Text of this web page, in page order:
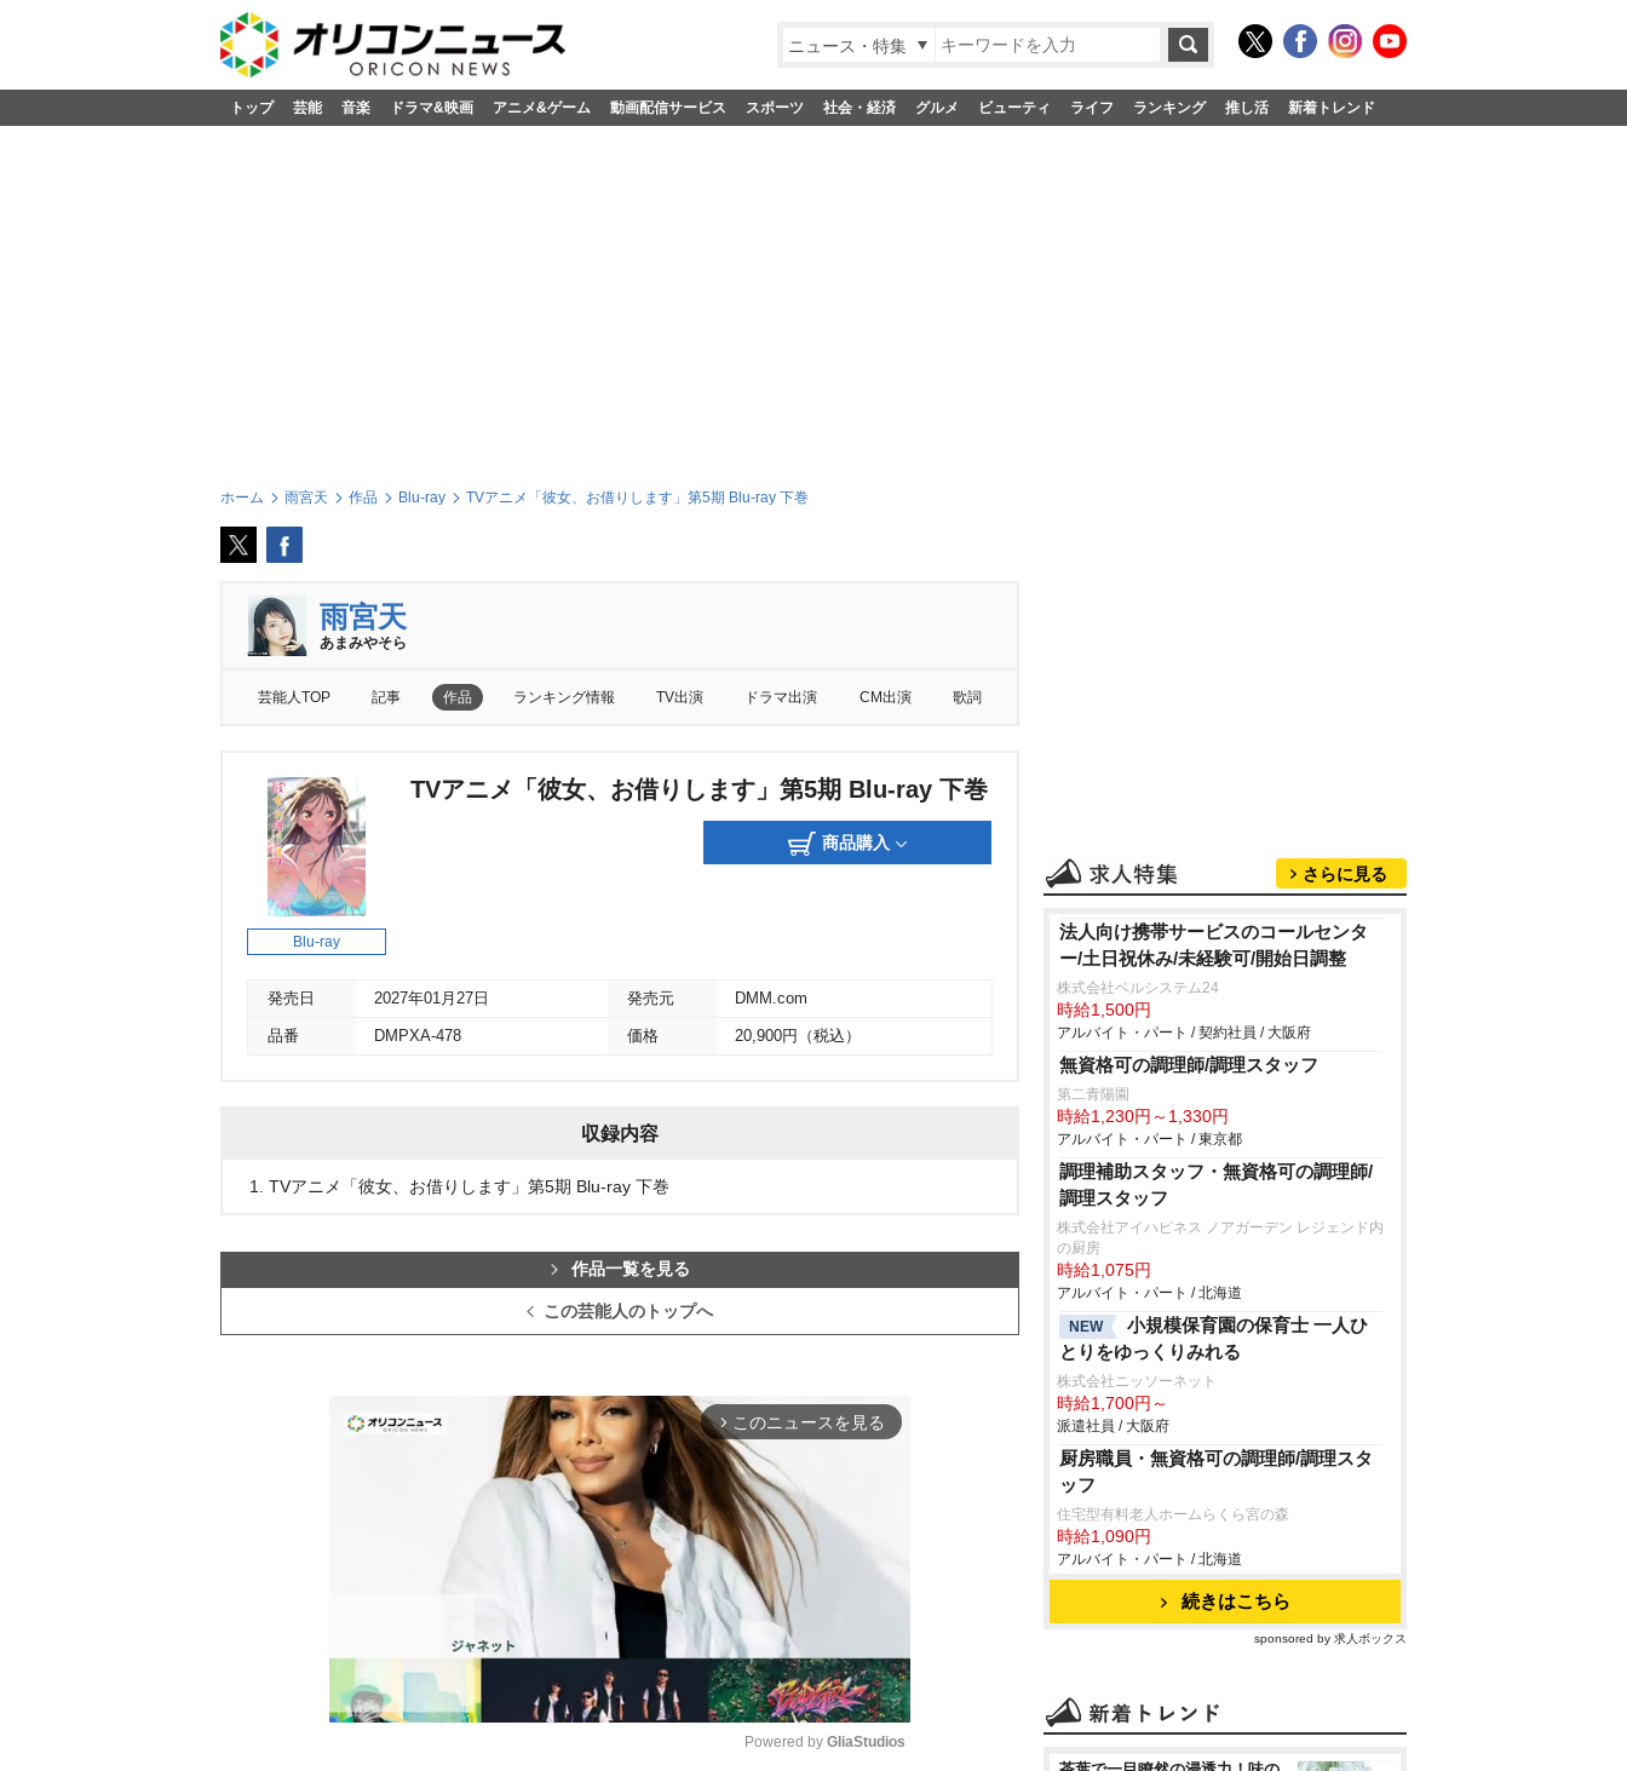
ニュース・特集
トップ 芸能 音楽 ドラマ&映画 アニメ&ゲーム 動画配信サービス スポーツ 社会・経済 グルメ ビューティ ライフ ランキング 推し活 新着トレンド
ホーム 雨宮天 作品 Blu-ray TVアニメ「彼女、お借りします」第5期 Blu-ray 下巻
雨宮天
あまみやそら
芸能人TOP 記事 作品 ランキング情報 TV出演 ドラマ出演 CM出演 歌詞
Blu-ray
TVアニメ「彼女、お借りします」第5期 Blu-ray 下巻
商品購入
発売日 2027年01月27日 発売元 DMM.com
品番 DMPXA-478 価格 20,900円（税込）
収録内容
1. TVアニメ「彼女、お借りします」第5期 Blu-ray 下巻
作品一覧を見る
この芸能人のトップへ
arrow_forward_ios このニュースを見る
Powered by GliaStudios
さらに見る
法人向け携帯サービスのコールセンタ
ー/土日祝休み/未経験可/開始日調整
株式会社ベルシステム24
時給1,500円
アルバイト・パート / 契約社員 / 大阪府
無資格可の調理師/調理スタッフ
第二青陽園
時給1,230円～1,330円
アルバイト・パート / 東京都
調理補助スタッフ・無資格可の調理師/
調理スタッフ
株式会社アイハピネス ノアガーデン レジェンド内
の厨房
時給1,075円
アルバイト・パート / 北海道
NEW
小規模保育園の保育士 一人ひ
とりをゆっくりみれる
株式会社ニッソーネット
時給1,700円～
派遣社員 / 大阪府
厨房職員・無資格可の調理師/調理スタ
ッフ
住宅型有料老人ホームらくら宮の森
時給1,090円
アルバイト・パート / 北海道
続きはこちら
sponsored by 求人ボックス